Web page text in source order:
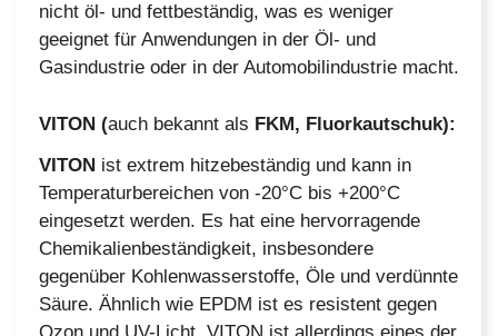
nicht öl- und fettbeständig, was es weniger
geeignet für Anwendungen in der Öl- und
Gasindustrie oder in der Automobilindustrie macht.
VITON (auch bekannt als FKM, Fluorkautschuk):
VITON ist extrem hitzebeständig und kann in
Temperaturbereichen von -20°C bis +200°C
eingesetzt werden. Es hat eine hervorragende
Chemikalienbeständigkeit, insbesondere
gegenüber Kohlenwasserstoffe, Öle und verdünnte
Säure. Ähnlich wie EPDM ist es resistent gegen
Ozon und UV-Licht. VITON ist allerdings eines der